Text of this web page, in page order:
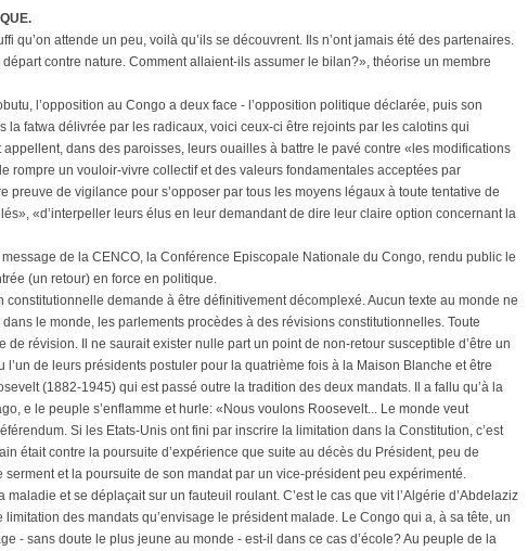
qu’on attende un peu, voilà qu’ils se découvrent. Ils n’ont jamais été des partenaires.
départ contre nature. Comment allaient-ils assumer le bilan?», théorise un membre
l’opposition au Congo a deux face - l’opposition politique déclarée, puis son
la fatwa délivrée par les radicaux, voici ceux-ci être rejoints par les calotins qui
dans des paroisses, leurs ouailles à battre le pavé contre «les modifications
rompre un vouloir-vivre collectif et des valeurs fondamentales acceptées par
preuve de vigilance pour s’opposer par tous les moyens légaux à toute tentative de
«d’interpeller leurs élus en leur demandant de dire leur claire option concernant la
de la CENCO, la Conférence Episcopale Nationale du Congo, rendu public le
(un retour) en force en politique.
constitutionnelle demande à être définitivement décomplexé. Aucun texte au monde ne
le monde, les parlements procèdes à des révisions constitutionnelles. Toute
de révision. Il ne saurait exister nulle part un point de non-retour susceptible d’être un
l’un de leurs présidents postuler pour la quatrième fois à la Maison Blanche et être
(1882-1945) qui est passé outre la tradition des deux mandats. Il a fallu qu’à la
e le peuple s’enflamme et hurle: «Nous voulons Roosevelt... Le monde veut
Si les Etats-Unis ont fini par inscrire la limitation dans la Constitution, c’est
était contre la poursuite d’expérience que suite au décès du Président, peu de
et la poursuite de son mandat par un vice-président peu expérimenté.
maladie et se déplaçait sur un fauteuil roulant. C’est le cas que vit l’Algérie d’Abdelaziz
des mandats qu’envisage le président malade. Le Congo qui a, à sa tête, un
- sans doute le plus jeune au monde - est-il dans ce cas d’école? Au peuple de la